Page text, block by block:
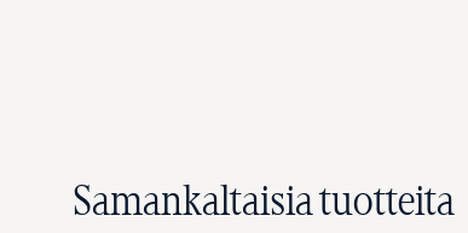
Samankaltaisia tuotteita